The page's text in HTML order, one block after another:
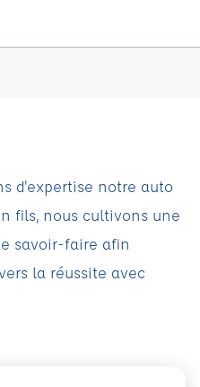
d'expertise notre auto
fils, nous cultivons une
savoir-faire afin
la réussite avec